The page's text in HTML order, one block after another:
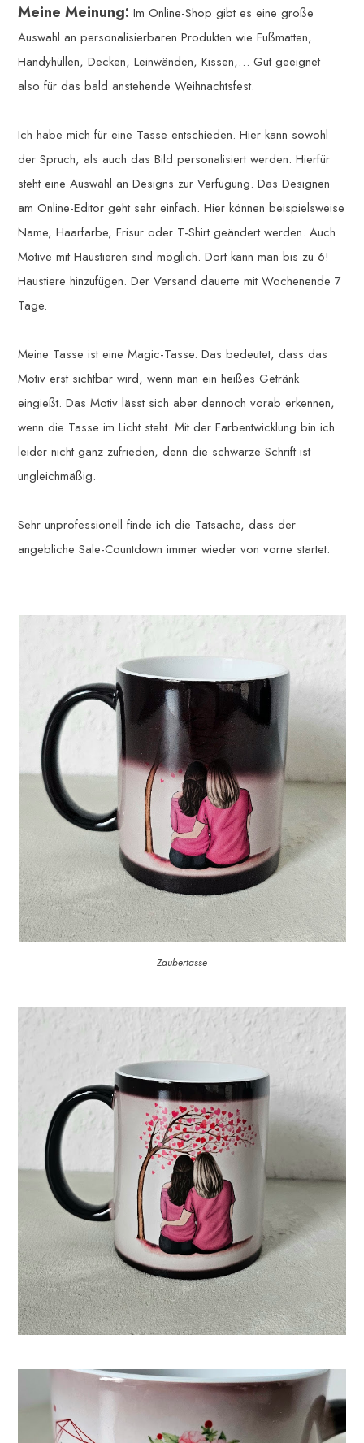
Meine Meinung: Im Online-Shop gibt es eine große
Auswahl an personalisierbaren Produkten wie Fußmatten,
Handyhüllen, Decken, Leinwänden, Kissen,… Gut geeignet
also für das bald anstehende Weihnachtsfest.
Ich habe mich für eine Tasse entschieden. Hier kann sowohl
der Spruch, als auch das Bild personalisiert werden. Hierfür
steht eine Auswahl an Designs zur Verfügung. Das Designen
am Online-Editor geht sehr einfach. Hier können beispielsweise
Name, Haarfarbe, Frisur oder T-Shirt geändert werden. Auch
Motive mit Haustieren sind möglich. Dort kann man bis zu 6!
Haustiere hinzufügen. Der Versand dauerte mit Wochenende 7
Tage.
Meine Tasse ist eine Magic-Tasse. Das bedeutet, dass das
Motiv erst sichtbar wird, wenn man ein heißes Getränk
eingießt. Das Motiv lässt sich aber dennoch vorab erkennen,
wenn die Tasse im Licht steht. Mit der Farbentwicklung bin ich
leider nicht ganz zufrieden, denn die schwarze Schrift ist
ungleichmäßig.
Sehr unprofessionell finde ich die Tatsache, dass der
angebliche Sale-Countdown immer wieder von vorne startet.
Zaubertasse